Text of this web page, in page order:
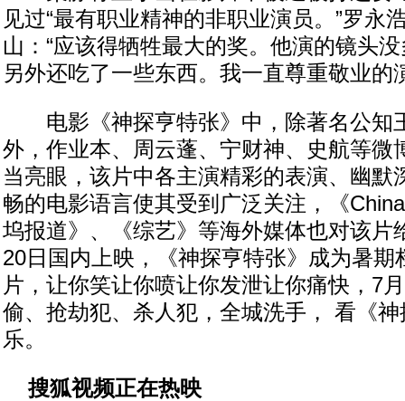
见过“最有职业精神的非职业演员。”罗永
山：“应该得牺牲最大的奖。他演的镜头
另外还吃了一些东西。我一直尊重敬业的
电影《神探亨特张》中，除著名公知
外，作业本、周云蓬、宁财神、史航等微
当亮眼，该片中各主演精彩的表演、幽默
畅的电影语言使其受到广泛关注，《
坞报道》、《综艺》等海外媒体也对该片
20日国内上映，《神探亨特张》成为暑期
片，让你笑让你喷让你发泄让你痛快，7
偷、抢劫犯、杀人犯，全城洗手， 看《
乐。
搜狐视频正在热映